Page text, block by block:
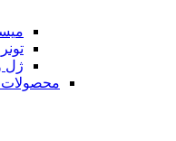
ژل
محصولات